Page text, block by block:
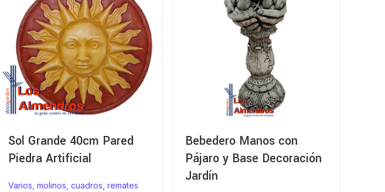
Sol Grande 40cm Pared
Piedra Artificial
Varios, molinos, cuadros, remates
Bebedero Manos con
Pájaro y Base Decoración
Jardín